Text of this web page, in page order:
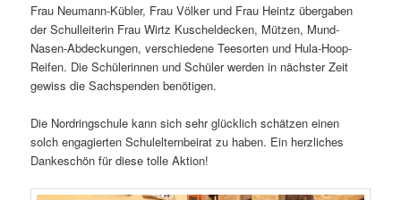
Frau Neumann-Kübler, Frau Völker und Frau Heintz übergaben
der Schulleiterin Frau Wirtz Kuscheldecken, Mützen, Mund-
Nasen-Abdeckungen, verschiedene Teesorten und Hula-Hoop-
Reifen. Die Schülerinnen und Schüler werden in nächster Zeit
gewiss die Sachspenden benötigen.
Die Nordringschule kann sich sehr glücklich schätzen einen
solch engagierten Schulelternbeirat zu haben. Ein herzliches
Dankeschön für diese tolle Aktion!